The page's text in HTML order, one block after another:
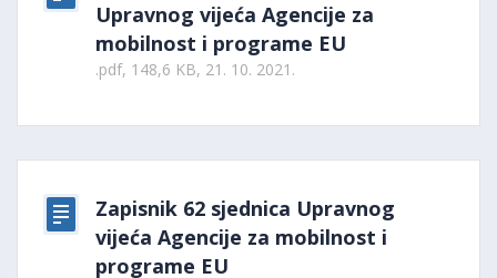
Upravnog vijeća Agencije za
mobilnost i programe EU
.pdf, 148,6 KB, 21. 10. 2021.
Zapisnik 62 sjednica Upravnog
vijeća Agencije za mobilnost i
programe EU